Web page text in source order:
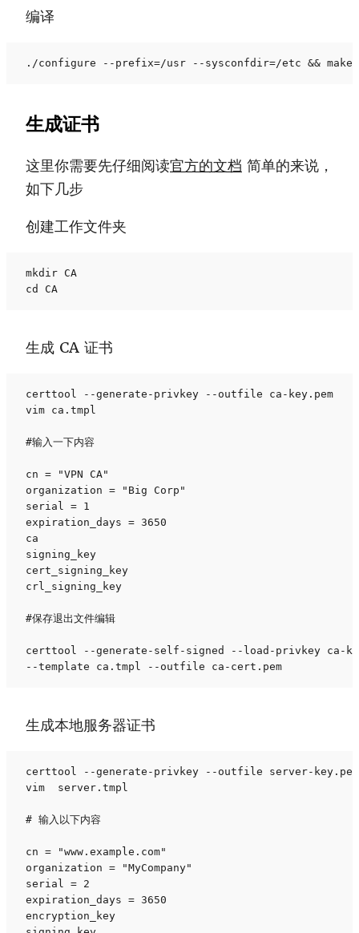
编译
./configure --prefix=/usr --sysconfdir=/etc && make
生成证书
这里你需要先仔细阅读官方的文档 简单的来说，
如下几步
创建工作文件夹
mkdir CA
cd CA
生成 CA 证书
certtool --generate-privkey --outfile ca-key.pem
vim ca.tmpl
#输入一下内容
cn = "VPN CA"
organization = "Big Corp"
serial = 1
expiration_days = 3650
ca
signing_key
cert_signing_key
crl_signing_key
#保存退出文件编辑
certtool --generate-self-signed --load-privkey ca-
--template ca.tmpl --outfile ca-cert.pem
生成本地服务器证书
certtool --generate-privkey --outfile server-key.pem
vim  server.tmpl
# 输入以下内容
cn = "www.example.com"
organization = "MyCompany"
serial = 2
expiration_days = 3650
encryption_key